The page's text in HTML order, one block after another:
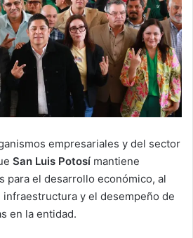
empresariales y del sector
San Luis Potosí mantiene
para el desarrollo económico, al
y el desempeño de
en la entidad.